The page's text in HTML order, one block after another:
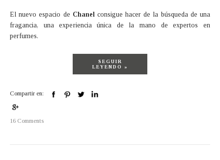
El nuevo espacio de Chanel consigue hacer de la búsqueda de una
fragancia, una experiencia única de la mano de expertos en
perfumes.
SEGUIR
LEYENDO »
Compartir en:
16 Comments